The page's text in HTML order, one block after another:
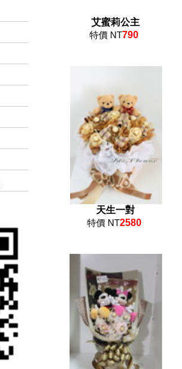
艾蜜莉公主
特價 NT790
天生一對
特價 NT2580